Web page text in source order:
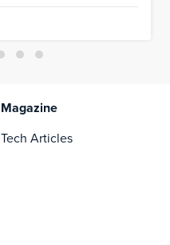
Magazine
Tech Articles